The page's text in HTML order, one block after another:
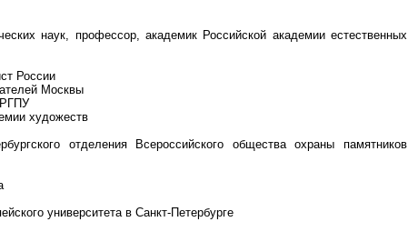
наук, профессор, академик Российской академии естественных
России
Москвы
РГПУ
художеств
отделения Всероссийского общества охраны памятников
университета в Санкт-Петербурге